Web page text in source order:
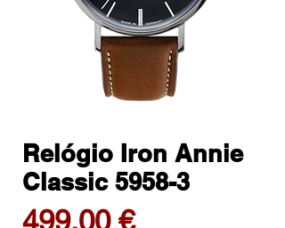
Relógio Iron Annie
Classic 5958-3
Prix